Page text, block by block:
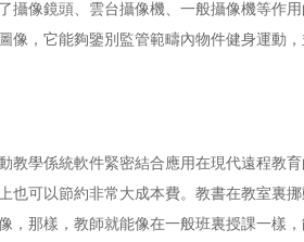
攝像鏡頭、雲台攝像機、一般攝像機等作
像，它能夠鑒別監管範疇內物件健身運動
教學係統軟件緊密結合應用在現代遠程教
也可以節約非常大成本費。教書在教室裏
，那樣，教師就能像在一般班裏授課一樣